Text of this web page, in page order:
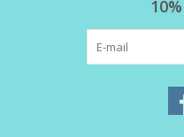
Herensokken